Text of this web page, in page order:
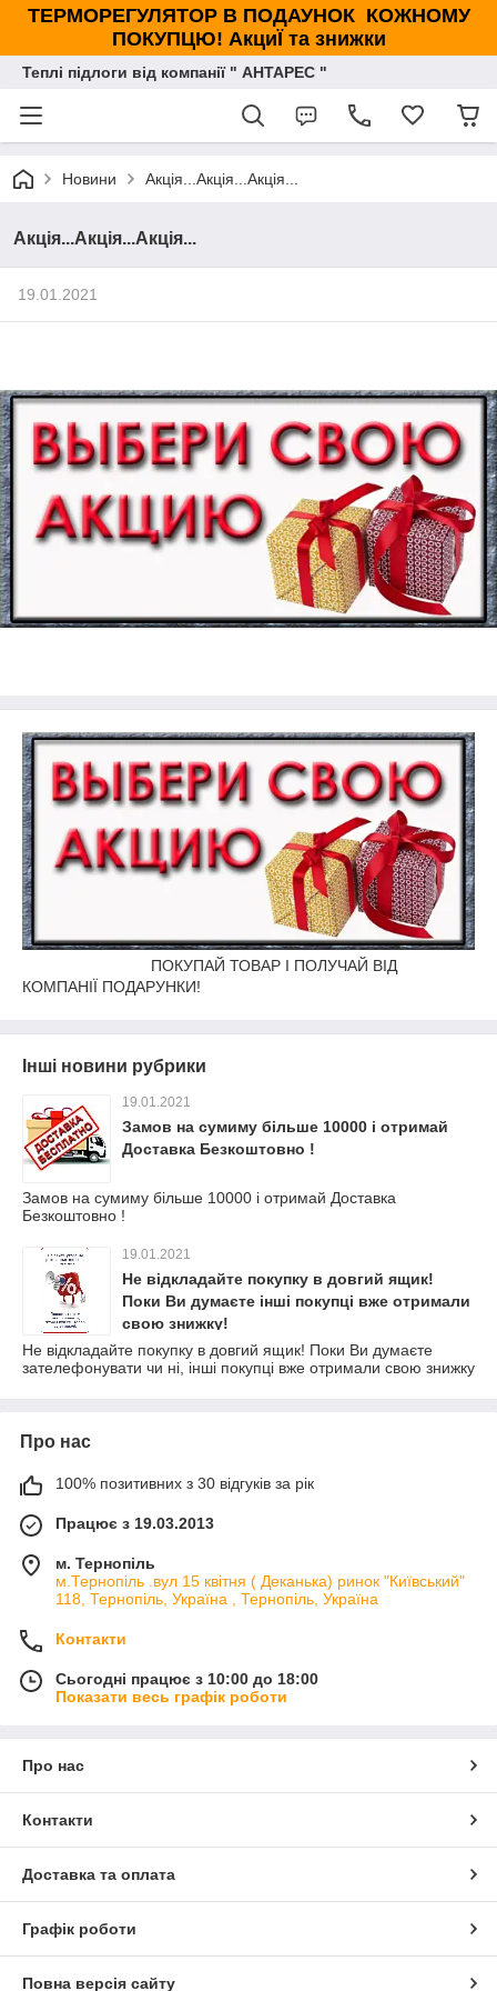
ТЕРМОРЕГУЛЯТОР В ПОДАУНОК КОЖНОМУ
ПОКУПЦЮ! АкциЇ та знижки
Теплі підлоги від компанії " АНТАРЕС "
Новини Акція...Акція...Акція...
Акція...Акція...Акція...
19.01.2021
ПОКУПАЙ ТОВАР І ПОЛУЧАЙ ВІД
КОМПАНІЇ ПОДАРУНКИ!
Інші новини рубрики
19.01.2021
Замов на сумиму більше 10000 і отримай
Доставка Безкоштовно !
Замов на сумиму більше 10000 і отримай Доставка
Безкоштовно !
19.01.2021
Не відкладайте покупку в довгий ящик!
Поки Ви думаєте інші покупці вже отримали
свою знижку!
Не відкладайте покупку в довгий ящик! Поки Ви думаєте
зателефонувати чи ні, інші покупці вже отримали свою знижку
Про нас
100% позитивних з 30 відгуків за рік
Працює з 19.03.2013
м. Тернопіль
м.Тернопіль .вул 15 квітня ( Деканька) ринок "Київський"
118, Тернопіль, Україна , Тернопіль, Україна
Контакти
Сьогодні працює з 10:00 до 18:00
Показати весь графік роботи
Про нас
Контакти
Доставка та оплата
Графік роботи
Повна версія сайту